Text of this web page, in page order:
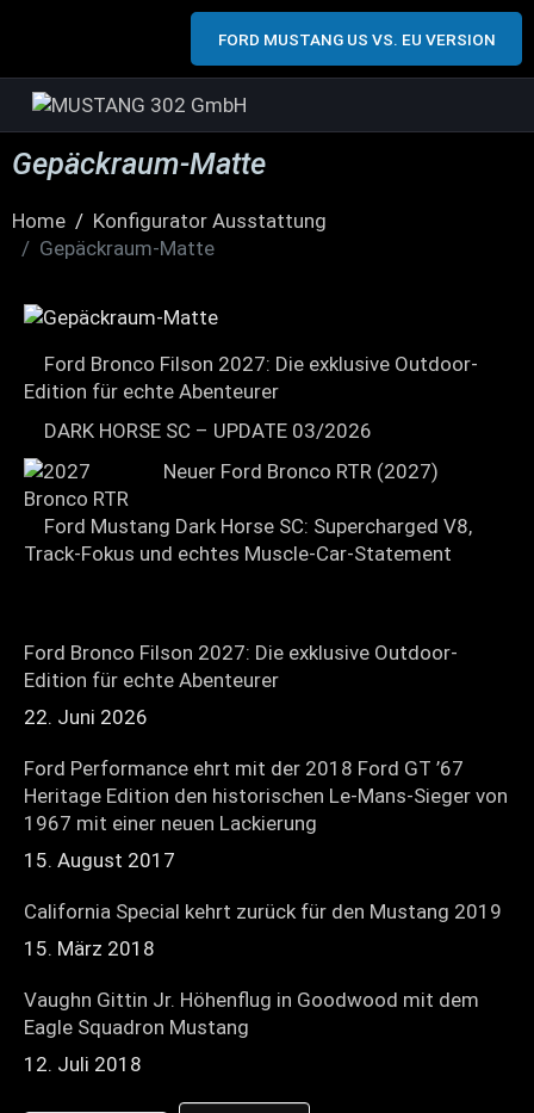
FORD MUSTANG US VS. EU VERSION
Gepäckraum-Matte
Home
Konfigurator Ausstattung
Gepäckraum-Matte
Ford Bronco Filson 2027: Die exklusive Outdoor-
Edition für echte Abenteurer
DARK HORSE SC – UPDATE 03/2026
Neuer Ford Bronco RTR (2027)
Ford Mustang Dark Horse SC: Supercharged V8,
Track-Fokus und echtes Muscle-Car-Statement
Ford Bronco Filson 2027: Die exklusive Outdoor-
Edition für echte Abenteurer
22. Juni 2026
Ford Performance ehrt mit der 2018 Ford GT ’67
Heritage Edition den historischen Le-Mans-Sieger von
1967 mit einer neuen Lackierung
15. August 2017
California Special kehrt zurück für den Mustang 2019
15. März 2018
Vaughn Gittin Jr. Höhenflug in Goodwood mit dem
Eagle Squadron Mustang
12. Juli 2018